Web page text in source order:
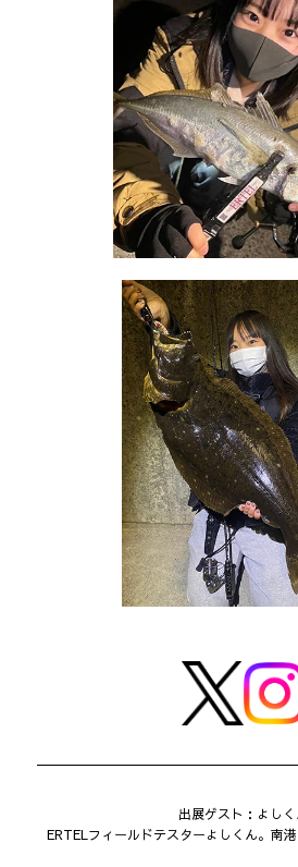
出展ゲスト：よし
ERTELフィールドテスターよしくん。南